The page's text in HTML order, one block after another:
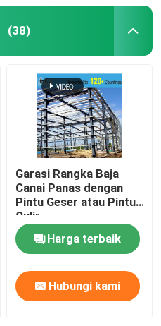
(38)
Garasi Rangka Baja
Canai Panas dengan
Pintu Geser atau Pintu
Gulir
Harga terbaik
Hubungi kami